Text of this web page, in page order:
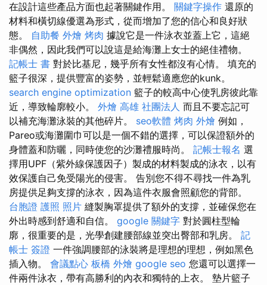
在設計這些產品方面也起著關鍵作用。 關鍵字操作 還原的
材料和橫切線優選為形式，從而增加了您的信心和良好狀
態。 自助餐 外燴 烤肉 據說它是一件泳衣並蓋上它，這絕
非偶然，因此我們可以說這是給海灘上女士的絕佳禮物。
記帳士 書 對於比基尼，幾乎所有女性都沒有心情。 填充的
籃子很深，提供豐富的姿勢，並輕鬆適應您的kunk。
search engine optimization 籃子的較高中心使乳房彼此靠
近，導致輪廓較小。 外燴 高雄 社團法人 而且不要忘記可
以補充海灘泳裝的其他碎片。 seo軟體 烤肉 外燴 例如，
Pareo或海灘圍巾可以是一個不錯的選擇，可以保證額外的
身體蓋和防曬，同時使您的沙灘禮服時尚。 記帳士報名 選
擇用UPF（紫外線保護因子）製成的材料製成的泳衣，以有
效保護自己免受陽光的侵害。 告別您不得不尋找一件為乳
房提供足夠支撐的泳衣，因為這件衣服會照顧您的背部。
台胞證 護照 照片 縫製胸罩提供了額外的支撐，並確保您在
外出時感到舒適和自信。 google 關鍵字 對於圓柱型輪
廓，很重要的是，光學創建腰部線並突出臀部和乳房。 記
帳士 簽證 一件強調腰部的泳裝將是理想的理想，例如黑色
插入物。 會議點心 板橋 外燴 google seo 您還可以選擇一
件兩件泳衣，帶有高勝利的內衣和獨特的上衣。 墊片籃子